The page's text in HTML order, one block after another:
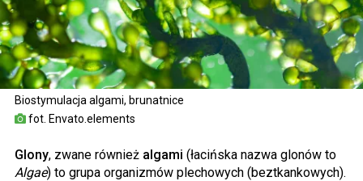
Biostymulacja algami, brunatnice
fot. Envato.elements
Glony, zwane również algami (łacińska nazwa glonów to
Algae) to grupa organizmów plechowych (beztkankowych).